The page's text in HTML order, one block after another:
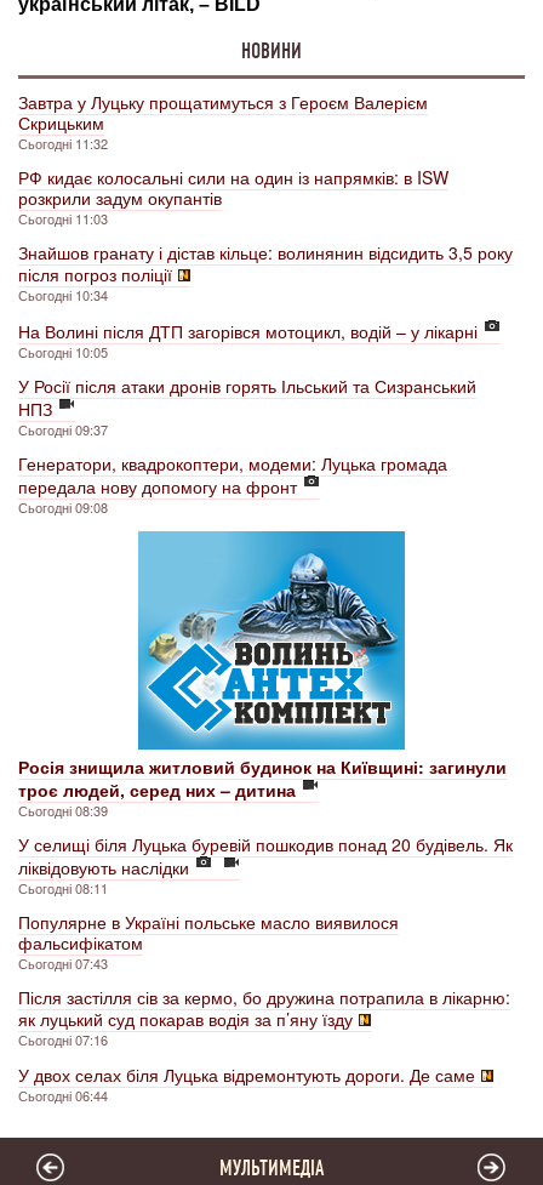
НОВИНИ
Завтра у Луцьку прощатимуться з Героєм Валерієм
Скрицьким
Сьогодні 11:32
РФ кидає колосальні сили на один із напрямків: в ISW
розкрили задум окупантів
Сьогодні 11:03
Знайшов гранату і дістав кільце: волинянин відсидить 3,5 року
після погроз поліції
Сьогодні 10:34
На Волині після ДТП загорівся мотоцикл, водій – у лікарні
Сьогодні 10:05
У Росії після атаки дронів горять Ільський та Сизранський
НПЗ
Сьогодні 09:37
Генератори, квадрокоптери, модеми: Луцька громада
передала нову допомогу на фронт
Сьогодні 09:08
Росія знищила житловий будинок на Київщині: загинули
троє людей, серед них – дитина
Сьогодні 08:39
У селищі біля Луцька буревій пошкодив понад 20 будівель. Як
ліквідовують наслідки
Сьогодні 08:11
Популярне в Україні польське масло виявилося
фальсифікатом
Сьогодні 07:43
Після застілля сів за кермо, бо дружина потрапила в лікарню:
як луцький суд покарав водія за п’яну їзду
Сьогодні 07:16
У двох селах біля Луцька відремонтують дороги. Де саме
Сьогодні 06:44
МУЛЬТИМЕДІА